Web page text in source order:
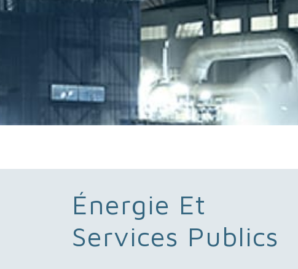
Énergie Et
Services Publics